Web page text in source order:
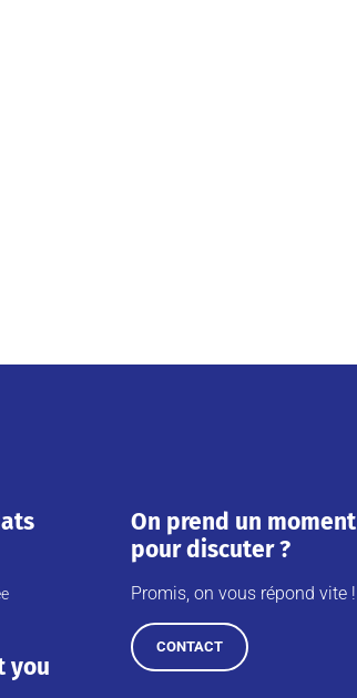
you
On prend un moment
pour discuter ?
Promis, on vous répond vite !
CONTACT